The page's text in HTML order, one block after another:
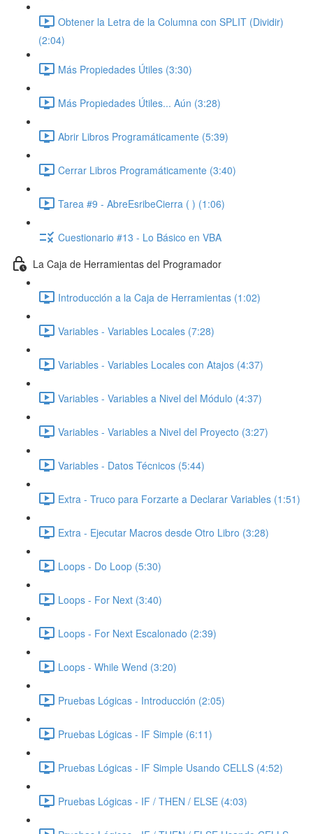
Obtener la Letra de la Columna con SPLIT (Dividir)
(2:04)
Más Propiedades Útiles (3:30)
Más Propiedades Útiles... Aún (3:28)
Abrir Libros Programáticamente (5:39)
Cerrar Libros Programáticamente (3:40)
Tarea #9 - AbreEsribeCierra ( ) (1:06)
Cuestionario #13 - Lo Básico en VBA
La Caja de Herramientas del Programador
Introducción a la Caja de Herramientas (1:02)
Variables - Variables Locales (7:28)
Variables - Variables Locales con Atajos (4:37)
Variables - Variables a Nivel del Módulo (4:37)
Variables - Variables a Nivel del Proyecto (3:27)
Variables - Datos Técnicos (5:44)
Extra - Truco para Forzarte a Declarar Variables (1:51)
Extra - Ejecutar Macros desde Otro Libro (3:28)
Loops - Do Loop (5:30)
Loops - For Next (3:40)
Loops - For Next Escalonado (2:39)
Loops - While Wend (3:20)
Pruebas Lógicas - Introducción (2:05)
Pruebas Lógicas - IF Simple (6:11)
Pruebas Lógicas - IF Simple Usando CELLS (4:52)
Pruebas Lógicas - IF / THEN / ELSE (4:03)